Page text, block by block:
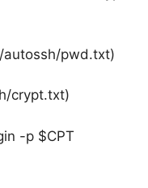
autossh/pwd.txt)
crypt.txt)
-p $CPT